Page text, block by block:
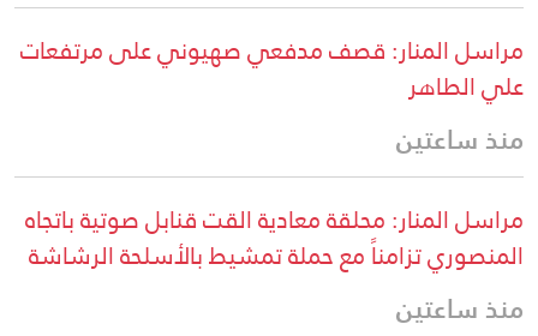
مراسل المنار: قصف مدفعي صهيوني على مرتفعات
علي الطاهر
منذ ساعتين
مراسل المنار: محلقة معادية القت قنابل صوتية باتجاه
المنصوري تزامناً مع حملة تمشيط بالأسلحة الرشاشة
منذ ساعتين